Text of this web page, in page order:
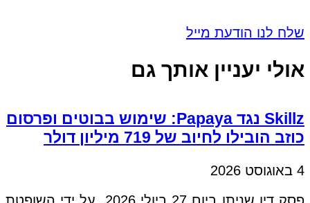
שלח לנו הודעת מייל
אולי יעניין אותך גם
Skillz נגד Papaya: שימוש בבוטים ופרסום
כוזב הובילו לחיוב של 719 מיליון דולר
4 באוגוסט 2026